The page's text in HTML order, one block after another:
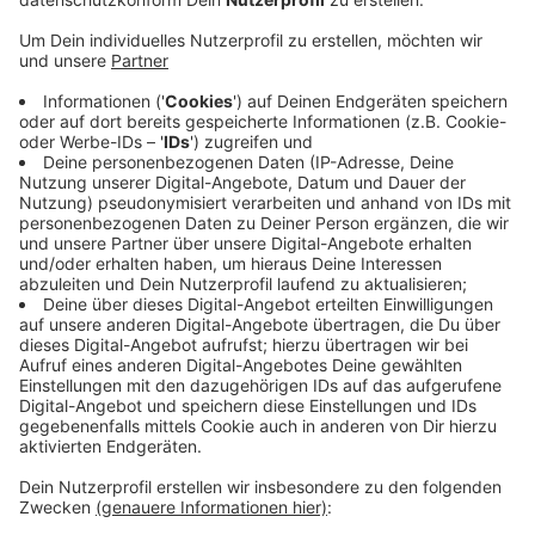
bei uns zur Welt, 35 weniger als 2018.
Veröffentlicht:Dienstag, 17.11.2020 12:58
Anzeige
Einige Eltern hatten sogar doppeltes Glück: 32 Mal
sind bei uns letztes Jahr Zwillinge geboren worden,
drei mehr als im Jahr davor. Immer wieder kommen bei
uns aber auch etliche Babys zu früh, und zu leicht auf
die Welt: Daran erinnert heute der Welttag der
Frühgeborenen. Dazu werden heute Abend die
BayArena und ein Teil der Leverkusener Notaufnahme
mit lila Licht angestrahlt.
Anzeige